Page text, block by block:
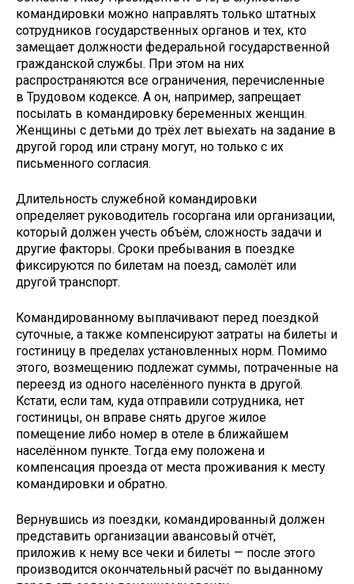
командировки можно направлять только штатных
сотрудников государственных органов и тех, кто
замещает должности федеральной государственной
гражданской службы. При этом на них
распространяются все ограничения, перечисленные
в Трудовом кодексе. А он, например, запрещает
посылать в командировку беременных женщин.
Женщины с детьми до трёх лет выехать на задание в
другой город или страну могут, но только с их
письменного согласия.
Длительность служебной командировки
определяет руководитель госоргана или организации,
который должен учесть объём, сложность задачи и
другие факторы. Сроки пребывания в поездке
фиксируются по билетам на поезд, самолёт или
другой транспорт.
Командированному выплачивают перед поездкой
суточные, а также компенсируют затраты на билеты и
гостиницу в пределах установленных норм. Помимо
этого, возмещению подлежат суммы, потраченные на
переезд из одного населённого пункта в другой.
Кстати, если там, куда отправили сотрудника, нет
гостиницы, он вправе снять другое жилое
помещение либо номер в отеле в ближайшем
населённом пункте. Тогда ему положена и
компенсация проезда от места проживания к месту
командировки и обратно.
Вернувшись из поездки, командированный должен
представить организации авансовый отчёт,
приложив к нему все чеки и билеты — после этого
производится окончательный расчёт по выданному